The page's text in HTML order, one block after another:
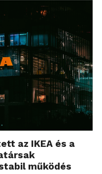
az IKEA és a
működés